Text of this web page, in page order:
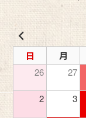
日 月
26
27
2 3